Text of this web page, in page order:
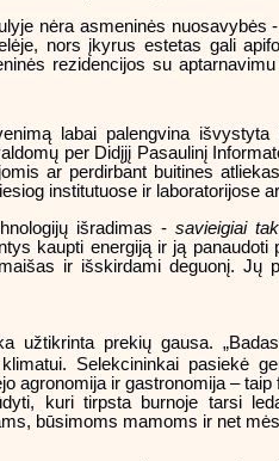
nėra asmeninės
nors įkyrus estetas gali
rezidencijos su
labai palengvina
per Didįjį Pasaulinį
ar perdirbant buitines
institutuose ir laboratorijose
išradimas - savieigiai
kaupti energiją ir ją panaudoti
ir išskirdami deguonį. Jų
užtikrinta prekių gausa.
Selekcininkai pasiekė
agronomija ir gastronomija –
kuri tirpsta burnoje tarsi
būsimoms mamoms ir net